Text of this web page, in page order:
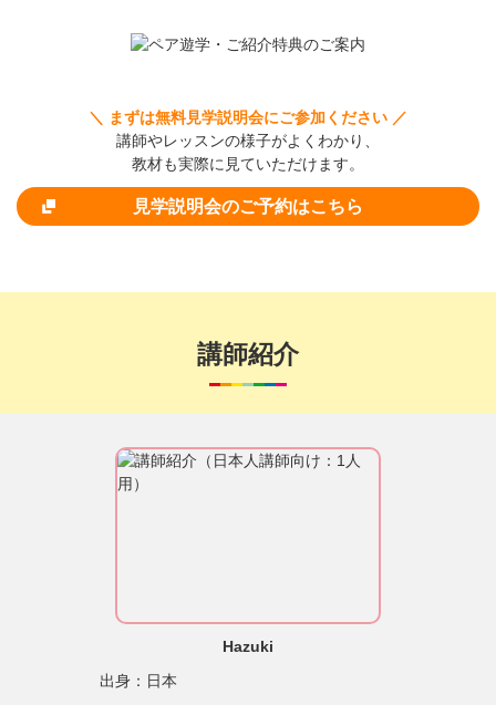
＼ まずは無料見学説明会にご参加ください ／
講師やレッスンの様子がよくわかり、
教材も実際に見ていただけます。
見学説明会のご予約はこちら
講師紹介
Hazuki
出身：日本